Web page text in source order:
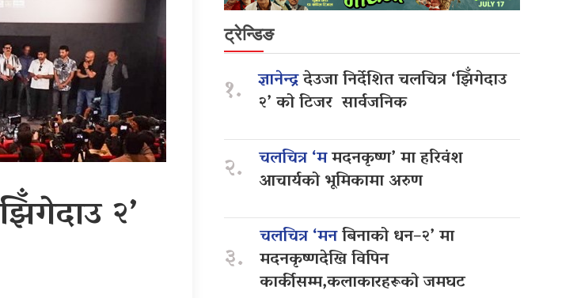
२’
ट्रेन्डिङ
१. ज्ञानेन्द्रदेउजा निर्देशित चलचित्र ‘झिँगेदाउ
२’ को टिजर सार्वजनिक
२. चलचित्र ‘ममदनकृष्ण’ मा हरिवंश
आचार्यको भूमिकामा अरुण
३.
चलचित्र ‘मनबिनाको धन–२’ मा
मदनकृष्णदेखि विपिन
कार्कीसम्म,कलाकारहरूको जमघट